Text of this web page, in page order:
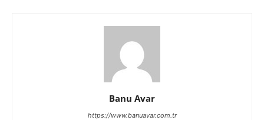
Banu Avar
https://www.banuavar.com.tr